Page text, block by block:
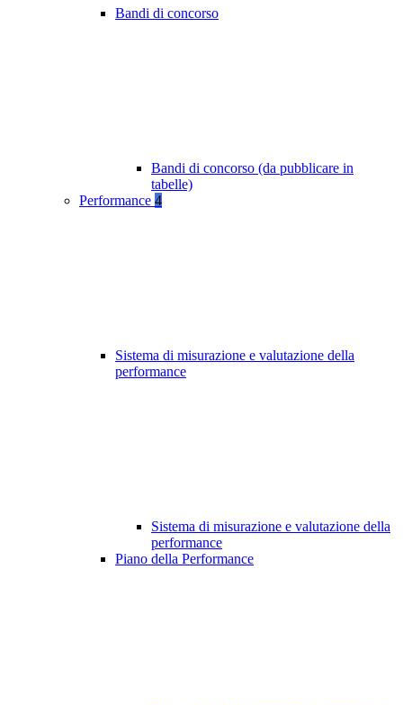
Bandi di concorso
Bandi di concorso (da pubblicare in
tabelle)
Performance 4
Sistema di misurazione e valutazione della
performance
Sistema di misurazione e valutazione della
performance
Piano della Performance